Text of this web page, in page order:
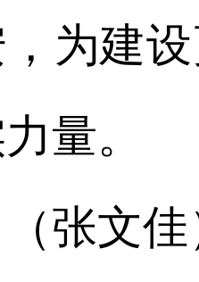
为建
量。
文佳